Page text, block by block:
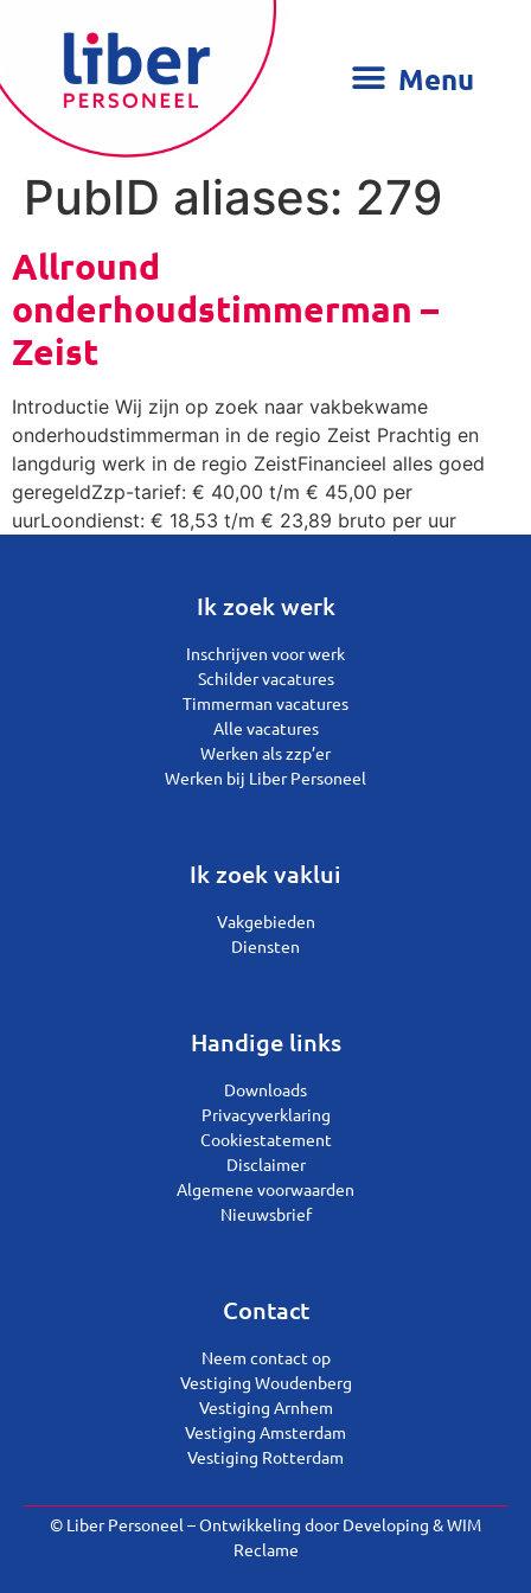
PubID aliases: 279
Allround
onderhoudstimmerman –
Zeist
Introductie Wij zijn op zoek naar vakbekwame
onderhoudstimmerman in de regio Zeist Prachtig en
langdurig werk in de regio ZeistFinancieel alles goed
geregeldZzp-tarief: € 40,00 t/m € 45,00 per
uurLoondienst: € 18,53 t/m € 23,89 bruto per uur
Ik zoek werk
Inschrijven voor werk
Schilder vacatures
Timmerman vacatures
Alle vacatures
Werken als zzp’er
Werken bij Liber Personeel
Ik zoek vaklui
Vakgebieden
Diensten
Handige links
Downloads
Privacyverklaring
Cookiestatement
Disclaimer
Algemene voorwaarden
Nieuwsbrief
Contact
Neem contact op
Vestiging Woudenberg
Vestiging Arnhem
Vestiging Amsterdam
Vestiging Rotterdam
© Liber Personeel – Ontwikkeling doorDeveloping &WIM
Reclame